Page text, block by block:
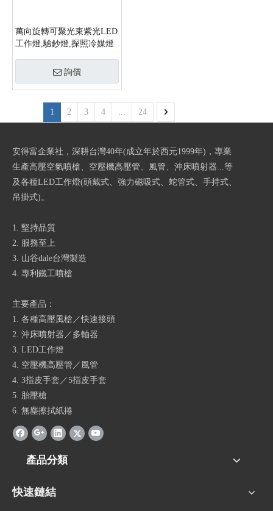
萬向旋轉可聚光束紫光LED
工作燈,驗鈔燈,探照冷媒燈
詢價
1 2 3 4 24
安得富企業社，深耕台灣40年(成立年於西元1999年)，專業
生產高壓空氣噴槍、空壓機高壓管、風管、沖床噴射器...等
及各種LED工作燈(頭戴式、強力磁吸式、蛇管式、手持式、
吊掛式)。
1. 堅持品質
2. 服務至上
3. 山谷dale台灣製造
4. 專利鐵工噴槍
主要產品：
1. 各種高壓風槍／快速接頭
2. 沖床噴射器／多軸器
3. LED工作燈
4. 空壓機高壓管／風管
4. 3指皮手套／5指皮手套
5. 胎壓槍
6. 無塵擦拭紙捲
產品分類
快速鏈結